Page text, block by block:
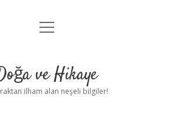
Anasayfa
Yasal Uyarı
menüyü
ve Hikaye
ilham alan neşeli bilgiler!